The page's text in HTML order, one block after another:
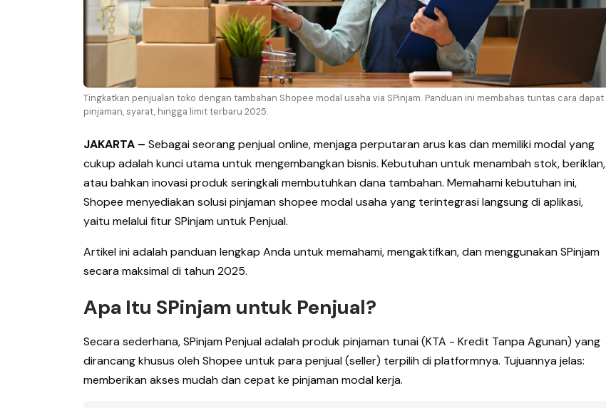
Tingkatkan penjualan toko dengan tambahan Shopee modal usaha via SPinjam. Panduan ini membahas tuntas cara dapat
pinjaman, syarat, hingga limit terbaru 2025.
JAKARTA – Sebagai seorang penjual online, menjaga perputaran arus kas dan memiliki modal yang
cukup adalah kunci utama untuk mengembangkan bisnis. Kebutuhan untuk menambah stok, beriklan,
atau bahkan inovasi produk seringkali membutuhkan dana tambahan. Memahami kebutuhan ini,
Shopee menyediakan solusi pinjaman shopee modal usaha yang terintegrasi langsung di aplikasi,
yaitu melalui fitur SPinjam untuk Penjual.
Artikel ini adalah panduan lengkap Anda untuk memahami, mengaktifkan, dan menggunakan SPinjam
secara maksimal di tahun 2025.
Apa Itu SPinjam untuk Penjual?
Secara sederhana, SPinjam Penjual adalah produk pinjaman tunai (KTA - Kredit Tanpa Agunan) yang
dirancang khusus oleh Shopee untuk para penjual (seller) terpilih di platformnya. Tujuannya jelas:
memberikan akses mudah dan cepat ke pinjaman modal kerja.